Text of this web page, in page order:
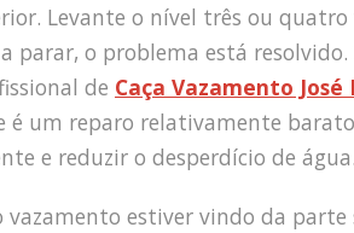
Levante o nível três ou
parar, o problema está
de Caça Vazamento
é um reparo relativamente
e reduzir o desperdício de água.
vazamento estiver vindo da